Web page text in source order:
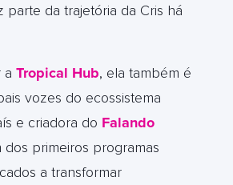
parte da trajetória da Cris há
a Tropical Hub, ela também é
vozes do ecossistema
e criadora do Falando
dos primeiros programas
a transformar